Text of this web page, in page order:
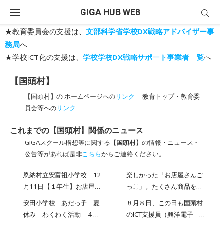
content
GIGA HUB WEB
★教育委員会の支援は、 文部科学省学校DX戦略アドバイザー事
務局へ
★学校ICT化の支援は、 学校学校DX戦略サポート事業者一覧へ
【国頭村】
【国頭村】の ホームページへのリンク
教育トップ・教育委
員会等へのリンク
これまでの【国頭村】関係のニュース
GIGAスクール構想等に関する 【国頭村】 の情報・ニュース・
公告等があれば是非こちらからご連絡ください。
恩納村立安富祖小学校 12
月11日【１年生】お店屋さ
12月11日
楽しかった「お店屋さんご
っこ」。たくさん商品を作
て調べたり、辞典で調べた
りもしました。工夫したこ
安田小学校 あだっ子 夏
休み わくわく活動 ４回
８月８日、この日も国頭村
のICT支援員（興洋電子